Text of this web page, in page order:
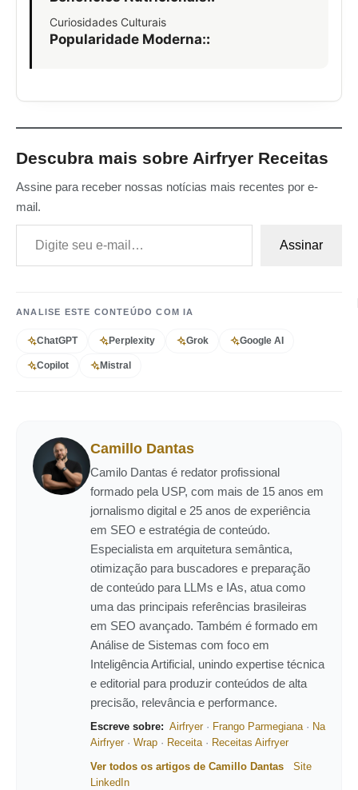
Curiosidades Culturais
Popularidade Moderna::
Descubra mais sobre Airfryer Receitas
Assine para receber nossas notícias mais recentes por e-
mail.
Digite seu e-mail…
Assinar
ANALISE ESTE CONTEÚDO COM IA
ChatGPT Perplexity Grok Google AI
Copilot Mistral
Camillo Dantas
Camilo Dantas é redator profissional
formado pela USP, com mais de 15 anos em
jornalismo digital e 25 anos de experiência
em SEO e estratégia de conteúdo.
Especialista em arquitetura semântica,
otimização para buscadores e preparação
de conteúdo para LLMs e IAs, atua como
uma das principais referências brasileiras
em SEO avançado. Também é formado em
Análise de Sistemas com foco em
Inteligência Artificial, unindo expertise técnica
e editorial para produzir conteúdos de alta
precisão, relevância e performance.
Escreve sobre: Airfryer· Frango Parmegiana· Na
Airfryer· Wrap · Receita· Receitas Airfryer
Ver todos os artigos de Camillo Dantas
Site
LinkedIn